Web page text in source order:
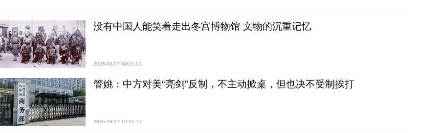
没有中国人能笑着走出冬宫博物馆 文物的沉重记忆
2026-08-07 09:21:01
管姚：中方对美“亮剑”反制，不主动掀桌，但也决不受制挨打
2026-08-07 10:05:13